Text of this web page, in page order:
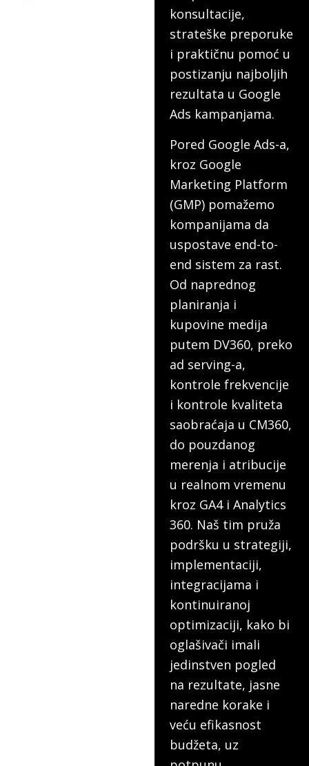
konsultacije,
strateške preporuke
i praktičnu pomoć u
postizanju najboljih
rezultata u Google
Ads kampanjama.
Pored Google Ads-a,
kroz Google
Marketing Platform
(GMP) pomažemo
kompanijama da
uspostave end-to-
end sistem za rast.
Od naprednog
planiranja i
kupovine medija
putem DV360, preko
ad serving-a,
kontrole frekvencije
i kontrole kvaliteta
saobraćaja u CM360,
do pouzdanog
merenja i atribucije
u realnom vremenu
kroz GA4 i Analytics
360. Naš tim pruža
podršku u strategiji,
implementaciji,
integracijama i
kontinuiranoj
optimizaciji, kako bi
oglašivači imali
jedinstven pogled
na rezultate, jasne
naredne korake i
veću efikasnost
budžeta, uz